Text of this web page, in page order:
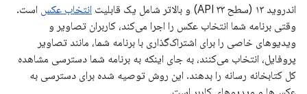
اندروید ۱۳ (سطح API ۳۳) و بالاتر شامل یک قابلیت انتخاب عکس است.
وقتی برنامه شما انتخاب عکس را اجرا می‌کند، کاربران تصاویر و
ویدیوهای خاصی را برای اشتراک‌گذاری با برنامه شما، مانند تصاویر
پروفایل، انتخاب می‌کنند، به جای اینکه به برنامه شما دسترسی مشاهده
کل کتابخانه رسانه را بدهند. این روش توصیه شده برای دسترسی به